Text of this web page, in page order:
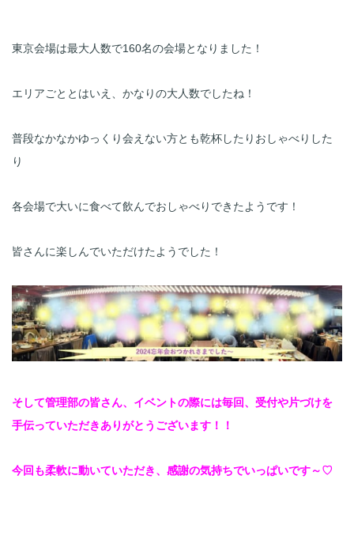
東京会場は最大人数で160名の会場となりました！
エリアごととはいえ、かなりの大人数でしたね！
普段なかなかゆっくり会えない方とも乾杯したりおしゃべりした
り
各会場で大いに食べて飲んでおしゃべりできたようです！
皆さんに楽しんでいただけたようでした！
そして管理部の皆さん、イベントの際には毎回、受付や片づけを
手伝っていただきありがとうございます！！
今回も柔軟に動いていただき、感謝の気持ちでいっぱいです～♡